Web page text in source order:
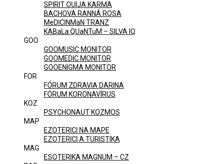
SPIRIT OUIJA KARMA
BACHOVA RANNÁ ROSA
MeDICINMaN TRANZ
KABaLa QUaNTuM – SILVA IQ
GOO
GOOMUSIC MONITOR
GOOMEDIC MONITOR
GOOENIGMA MONITOR
FOR
FÓRUM ZDRAVIA DARINA
FÓRUM KORONAVÍRUS
KOZ
PSYCHONAUT KOZMOS
MAP
EZOTERICI NA MAPE
EZOTERICI A TURISTIKA
MAG
ESOTERIKA MAGNUM – CZ